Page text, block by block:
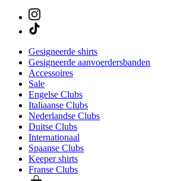
Gesigneerde shirts
Gesigneerde aanvoerdersbanden
Accessoires
Sale
Engelse Clubs
Italiaanse Clubs
Nederlandse Clubs
Duitse Clubs
Internationaal
Spaanse Clubs
Keeper shirts
Franse Clubs